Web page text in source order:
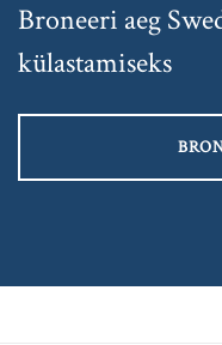
Broneeri aeg
külastamiseks